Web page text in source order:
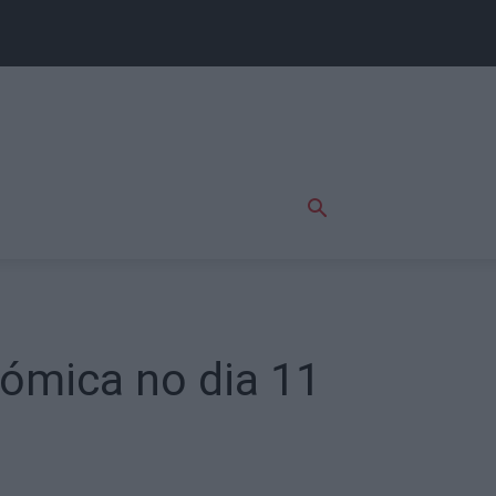
no dia 11